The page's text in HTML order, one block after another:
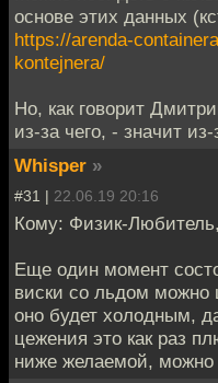
основе этих данных
https://arenda-
kontejnera/
Но, как говорит
из-за чего, - значит из-
Whisper »
#31 | 22.06.19 20:16
Кому: Физик-Любитель,
Еще один момент
виски со льдом можно
оно будет холодным,
цежения это как раз
ниже желаемой, можно